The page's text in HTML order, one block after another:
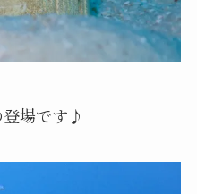
登場です♪